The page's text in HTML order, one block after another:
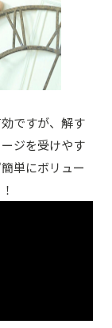
ですが、解す
ジを受けやす
単にボリュー